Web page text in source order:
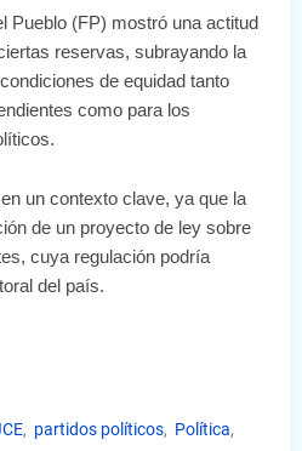
Pueblo (FP) mostró una actitud
reservas, subrayando la
de equidad tanto
como para los
un contexto clave, ya que la
de un proyecto de ley sobre
cuya regulación podría
del país.
partidos políticos
Política